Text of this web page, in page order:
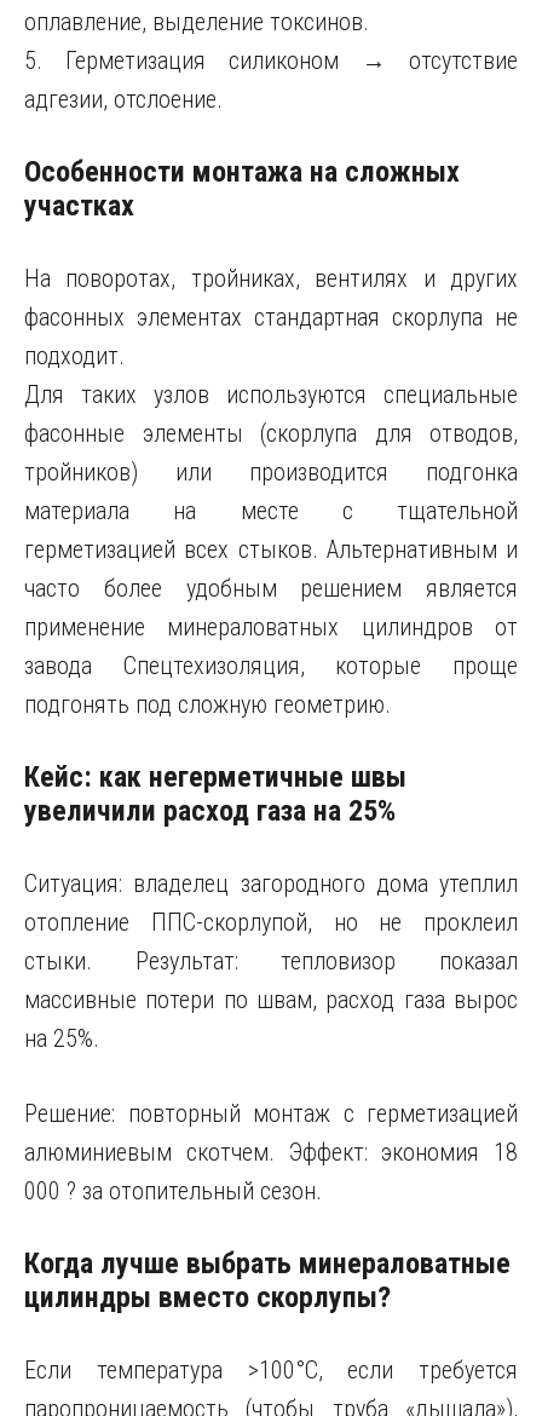
оплавление, выделение токсинов.
5. Герметизация силиконом → отсутствие
адгезии, отслоение.
Особенности монтажа на сложных
участках
На поворотах, тройниках, вентилях и других
фасонных элементах стандартная скорлупа не
подходит.
Для таких узлов используются специальные
фасонные элементы (скорлупа для отводов,
тройников) или производится подгонка
материала на месте с тщательной
герметизацией всех стыков. Альтернативным и
часто более удобным решением является
применение минераловатных цилиндров от
завода Спецтехизоляция, которые проще
подгонять под сложную геометрию.
Кейс: как негерметичные швы
увеличили расход газа на 25%
Ситуация: владелец загородного дома утеплил
отопление ППС-скорлупой, но не проклеил
стыки. Результат: тепловизор показал
массивные потери по швам, расход газа вырос
на 25%.
Решение: повторный монтаж с герметизацией
алюминиевым скотчем. Эффект: экономия 18
000 ? за отопительный сезон.
Когда лучше выбрать минераловатные
цилиндры вместо скорлупы?
Если температура >100°C, если требуется
паропроницаемость (чтобы труба «дышала»),